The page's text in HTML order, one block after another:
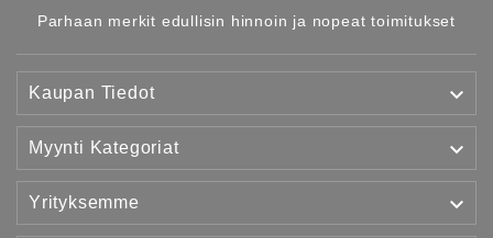
Parhaan merkit edullisin hinnoin ja nopeat toimitukset
Kaupan Tiedot 
Myynti Kategoriat 
Yrityksemme 